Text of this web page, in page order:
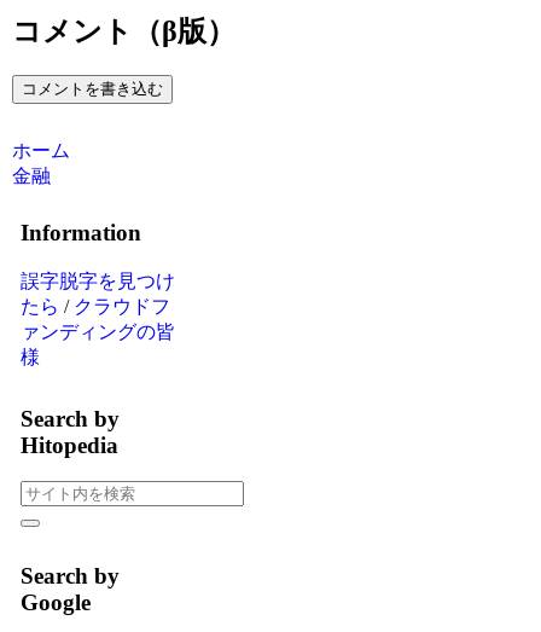
コメント（β版）
コメントを書き込む
ホーム
金融
Information
誤字脱字を見つけ
たら / クラウドフ
ァンディングの皆
様
Search by
Hitopedia
Search by
Google